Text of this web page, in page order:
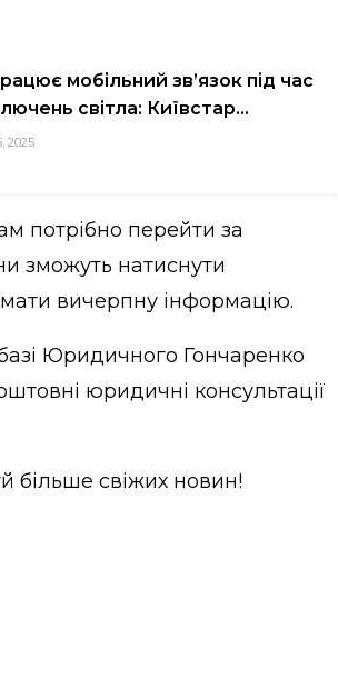
мобільний зв’язок під час
світла: Київстар…
2025
потрібно перейти за
зможуть натиснути
вичерпну інформацію.
Юридичного Гончаренко
юридичні консультації
більше свіжих новин!